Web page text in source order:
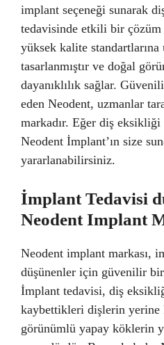
implant seçeneği sunarak
tedavisinde etkili bir
yüksek kalite
tasarlanmıştır ve doğal
dayanıklılık sağlar.
eden Neodent, uzmanlar
markadır. Eğer diş eksikliği
Neodent İmplant’ın size
yararlanabilirsiniz.
İmplant Tedavisi
Neodent Implant
Neodent implant markası,
düşünenler için güvenilir bir
İmplant tedavisi, diş
kaybettikleri dişlerin yerine
görünümlü yapay köklerin